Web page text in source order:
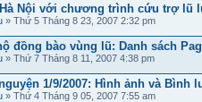
Nội với chương trình cứu trợ lũ
» Thứ 5 Tháng 8 23, 2007 2:32 pm
đồng bào vùng lũ: Danh sách
» Thứ 7 Tháng 8 11, 2007 4:38 pm
1/9/2007: Hình ảnh và Bình
» Thứ 4 Tháng 9 05, 2007 7:55 am